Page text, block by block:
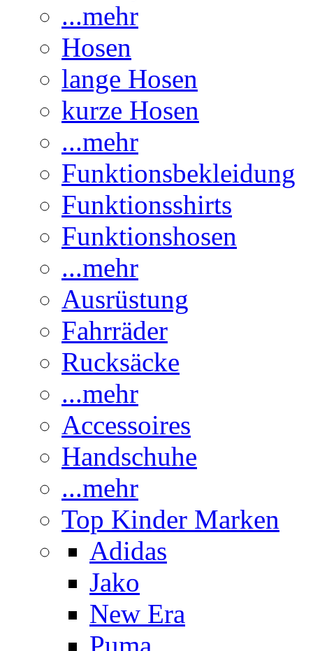
...mehr
Hosen
lange Hosen
kurze Hosen
...mehr
Funktionsbekleidung
Funktionsshirts
Funktionshosen
...mehr
Ausrüstung
Fahrräder
Rucksäcke
...mehr
Accessoires
Handschuhe
...mehr
Top Kinder Marken
Adidas
Jako
New Era